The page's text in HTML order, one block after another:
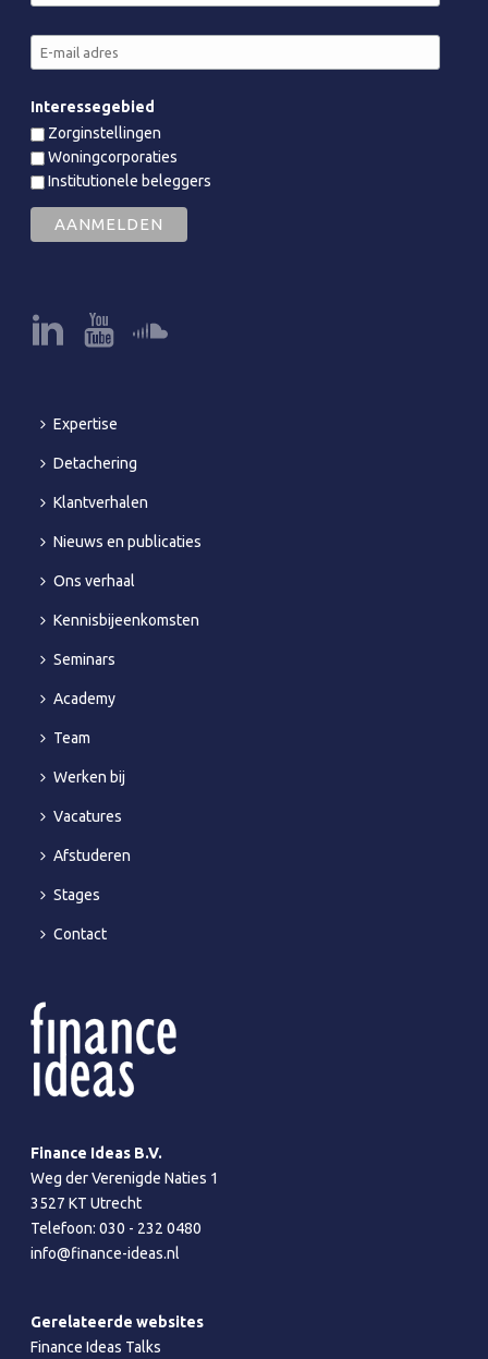
Interessegebied
Zorginstellingen
Woningcorporaties
Institutionele beleggers
Expertise
Detachering
Klantverhalen
Nieuws en publicaties
Ons verhaal
Kennisbijeenkomsten
Seminars
Academy
Team
Werken bij
Vacatures
Afstuderen
Stages
Contact
Finance Ideas B.V.
Weg der Verenigde Naties 1
3527 KT Utrecht
Telefoon:030 - 232 0480
info@finance-ideas.nl
Gerelateerde websites
Finance Ideas Talks